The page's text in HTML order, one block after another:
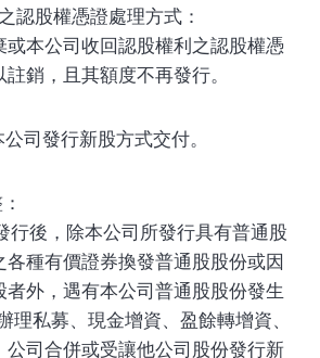
認股權憑證處理方式：
或本公司收回認股權利之認股權憑
銷，且其額度不再發行。
司發行新股方式交付。
行後，除本公司所發行具有普通股
種有價證券換發普通股股份或因
者外，遇有本公司普通股股份發生
理私募、現金增資、盈餘轉增資、
公司合併或受讓他公司股份發行新